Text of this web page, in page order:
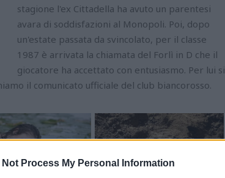
Not Process My Personal Information
stagione l'ex Cittadella ha avuto un parentesi
avara di soddisfazioni al Monopoli. Poi, dopo
un'estate passata da svincolato, per il classe
1987 è arrivata la chiamata del Forlì in D che il
giocatore ha accettato con entusiasmo. Per lui si
il comunicato ufficiale del club biancorosso.